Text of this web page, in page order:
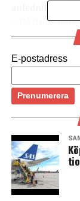
anledningar
– Då finns
sjukvården
hemtjänst,
Färre danska
Sverige följer
fasta
E-postadress